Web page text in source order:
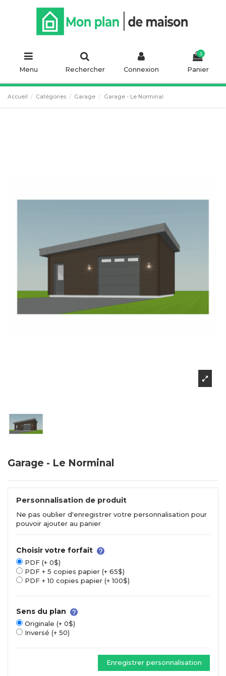
Menu Rechercher Connexion
0
Panier
Accueil Catégories Garage Garage - Le Norminal
Garage - Le Norminal
Personnalisation de produit
Ne pas oublier d'enregistrer votre personnalisation pour
pouvoir ajouter au panier
Choisir votre forfait
PDF (+ 0$)
PDF + 5 copies papier (+ 65$)
PDF + 10 copies papier (+ 100$)
Sens du plan
Originale (+ 0$)
Inversé (+ 50)
Enregistrer personnalisation